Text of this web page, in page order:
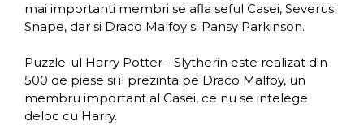
mai importanti membri se afla seful Casei, Severus
Snape, dar si Draco Malfoy si Pansy Parkinson.
Puzzle-ul Harry Potter - Slytherin este realizat din
500 de piese si il prezinta pe Draco Malfoy, un
membru important al Casei, ce nu se intelege
deloc cu Harry.